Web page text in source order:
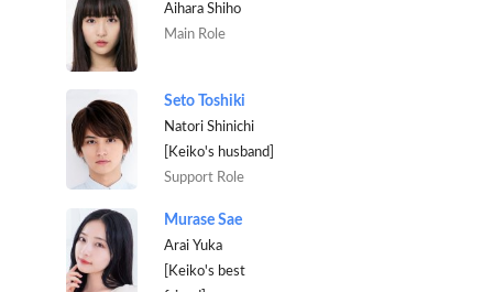
Aihara Shiho
Main Role
Seto Toshiki
Natori Shinichi
[Keiko's husband]
Support Role
Murase Sae
Arai Yuka
[Keiko's best